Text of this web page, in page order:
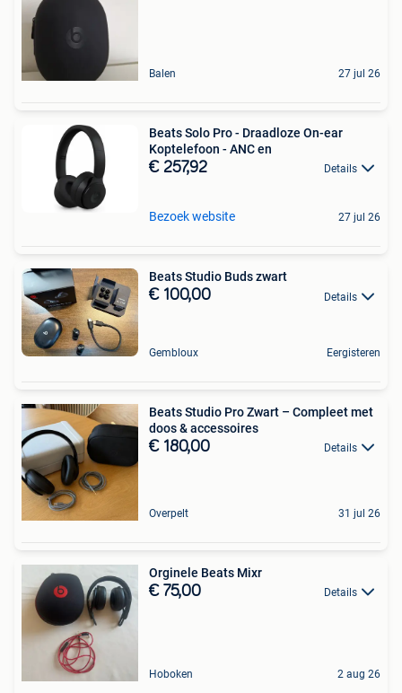
Balen 27 jul 26
Beats Solo Pro - Draadloze On-ear
Koptelefoon - ANC en
€ 257,92 Details
Bezoek website 27 jul 26
Beats Studio Buds zwart
€ 100,00 Details
Gembloux Eergisteren
Beats Studio Pro Zwart – Compleet met
doos & accessoires
€ 180,00 Details
Overpelt 31 jul 26
Orginele Beats Mixr
€ 75,00 Details
Hoboken 2 aug 26